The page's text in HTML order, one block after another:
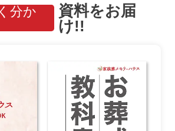
分か
資料をお届
け!!